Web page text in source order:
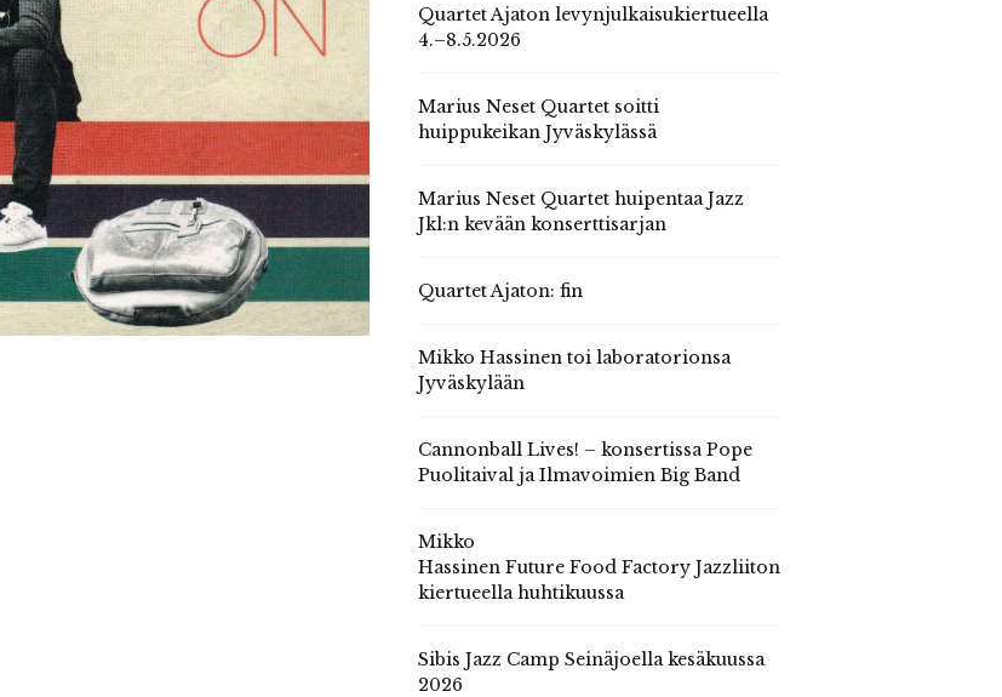
Quartet Ajaton levynjulkaisukiertueella
4.–8.5.2026
Marius Neset Quartet soitti
huippukeikan Jyväskylässä
Marius Neset Quartet huipentaa Jazz
Jkl:n kevään konserttisarjan
Quartet Ajaton: fin
Mikko Hassinen toi laboratorionsa
Jyväskylään
Cannonball Lives! – konsertissa Pope
Puolitaival ja Ilmavoimien Big Band
Mikko
Hassinen Future Food Factory Jazzliiton
kiertueella huhtikuussa
Sibis Jazz Camp Seinäjoella kesäkuussa
2026